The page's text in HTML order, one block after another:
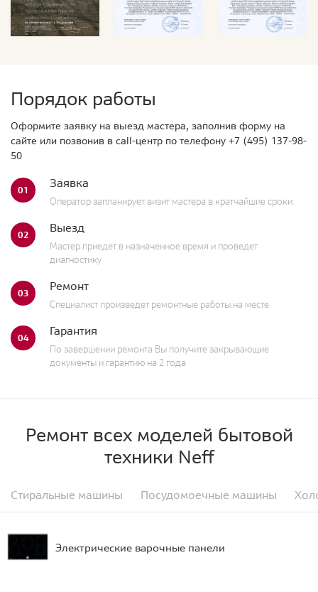
Порядок работы
Оформите заявку на выезд мастера, заполнив форму на
сайте или позвонив в call-центр по телефону +7 (495) 137-98-
50
01 Заявка
Оператор запланирует визит мастера в кратчайшие сроки.
02 Выезд
Мастер приедет в назначенное время и проведет
диагностику
03 Ремонт
Специалист произведет ремонтные работы на месте
04 Гарантия
По завершении ремонта Вы получите закрывающие
документы и гарантию на 2 года
Ремонт всех моделей бытовой
техники Neff
Стиральные машины Посудомоечные машины
Электрические варочные панели